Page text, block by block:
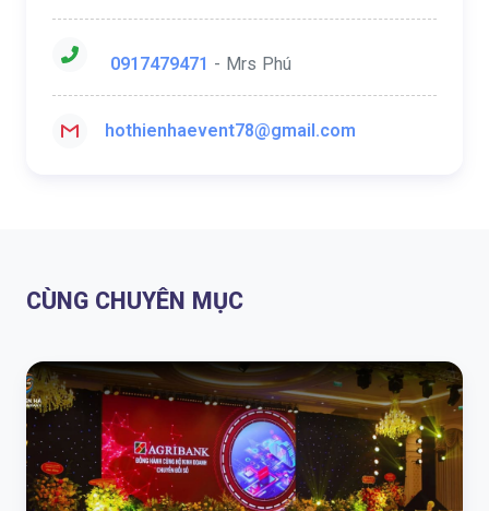
0917479471 - Mrs Phú
hothienhaevent78@gmail.com
CÙNG CHUYÊN MỤC